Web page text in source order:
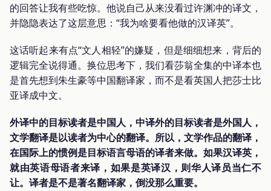
的回答让我有些吃惊。他说自己从来没看过许渊冲的译文，
并隐隐表达了这层意思：“我为啥要看他做的汉译英”。
这话听起来有点“文人相轻”的嫌疑，但是细细想来，背后的
逻辑完全说得通。换位思考下，我们看莎翁全集的中译本也
是首先想到朱生豪等中国翻译家，而不是看英国人把莎士比
亚译成中文。
外译中的目标读者是中国人，中译外的目标读者是外国人，
文学翻译是以读者为中心的翻译。所以，文学作品的翻译，
在国际上的惯例是目标语言母语的译者来做。如果汉译英，
就由英语母语者来译，如果是英译汉，则华人译员当仁不
让。译者是不是著名翻译家，倒没那么重要。